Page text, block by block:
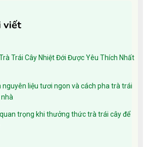
viết
Trái Cây Nhiệt Đới Được Yêu Thích Nhất
nguyên liệu tươi ngon và cách pha trà trái
quan trọng khi thưởng thức trà trái cây để